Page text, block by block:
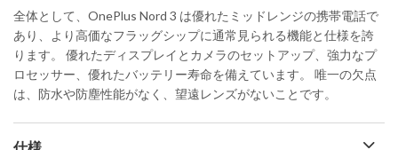
全体として、OnePlus Nord 3 は優れたミッドレンジの携帯電話で
あり、より高価なフラッグシップに通常見られる機能と仕様を誇
ります。 優れたディスプレイとカメラのセットアップ、強力なプ
ロセッサー、優れたバッテリー寿命を備えています。 唯一の欠点
は、防水や防塵性能がなく、望遠レンズがないことです。